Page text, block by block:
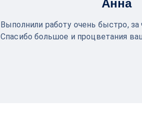
Анна
Выполнили работу очень быстро, за
Спасибо большое и процветания